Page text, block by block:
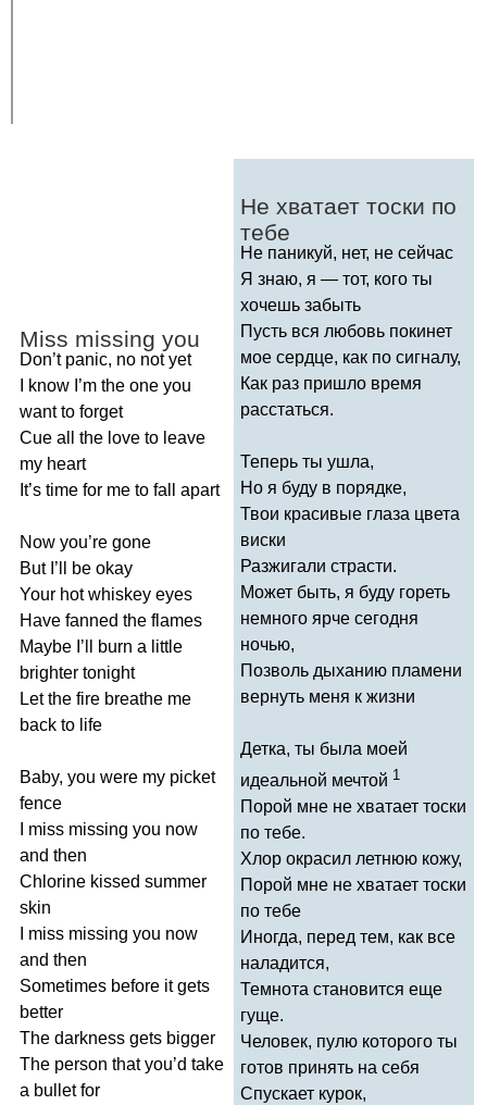
Miss missing you
Don’t panic, no not yet
know ’m the one you
want to forget
Cue all the love to leave
my heart
It’s time for me to fall apart
Now you’re gone
But ’ be okay
Your hot whiskey eyes
Have fanned the flames
Maybe ’ burn a little
brighter tonight
Let the fire breathe me
back to life
Baby, you were my picket
fence
miss missing you now
and then
Chlorine kissed summer
skin
miss missing you now
and then
Sometimes before it gets
better
The darkness gets bigger
The person that you’d take
a bullet for
Не хватает тоски по
тебе
Не паникуй, нет, не сейчас
Я знаю, я — тот, кого ты
хочешь забыть
Пусть вся любовь покинет
мое сердце, как по сигналу,
Как раз пришло время
расстаться.
Теперь ты ушла,
Но я буду в порядке,
Твои красивые глаза цвета
виски
Разжигали страсти.
Может быть, я буду гореть
немного ярче сегодня
ночью,
Позволь дыханию пламени
вернуть меня к жизни
Детка, ты была моей
идеальной мечтой 1
Порой мне не хватает тоски
по тебе.
Хлор окрасил летнюю кожу,
Порой мне не хватает тоски
по тебе
Иногда, перед тем, как все
наладится,
Темнота становится еще
гуще.
Человек, пулю которого ты
готов принять на себя
Спускает курок,